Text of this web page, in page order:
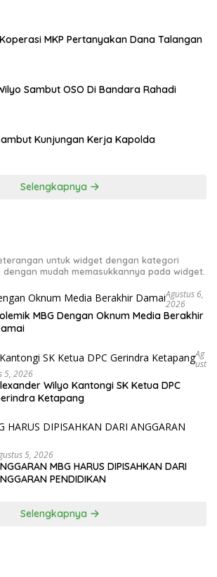
MKP Pertanyakan Dana Talangan
Sambut OSO Di Bandara Rahadi
Kunjungan Kerja Kapolda
Selengkapnya
untuk widget dengan kategori
mudah memasukkannya pada widget.
Agustus 6,
2026
MBG Dengan Oknum Media Berakhir
Ag
Ust
5, 2026
Wilyo Kantongi SK Ketua DPC
Ketapang
5, 2026
MBG HARUS DIPISAHKAN DARI
PENDIDIKAN
Selengkapnya